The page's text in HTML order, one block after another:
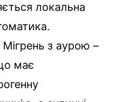
локальна
Мігрень з аурою –
має